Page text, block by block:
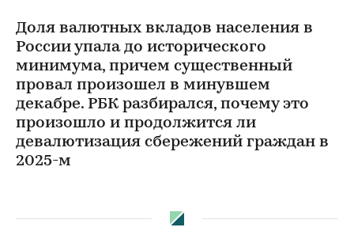
Доля валютных вкладов населения в
России упала до исторического
минимума, причем существенный
провал произошел в минувшем
декабре. РБК разбирался, почему это
произошло и продолжится ли
девалютизация сбережений граждан в
2025-м